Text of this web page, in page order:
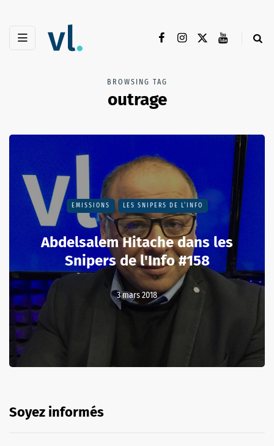
BROWSING TAG
outrage
EMISSIONS LES SNIPERS DE L’INFO
Abdelsalem Hitache dans les
Snipers de l'Info #158
3 mars 2018
Soyez informés